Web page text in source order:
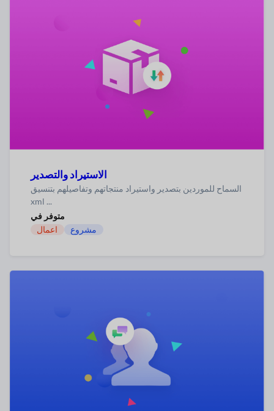
الاستيراد والتصدير
السماح للموردين بتصدير واستيراد منتجاتهم وتفاصيلهم بتنسيق
xml ...
متوفر في
اعمال
مشروع